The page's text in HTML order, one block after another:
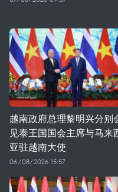
越南政府总理黎明兴分别
见泰王国国会主席与马来
亚驻越南大使
06/08/2026 15:57